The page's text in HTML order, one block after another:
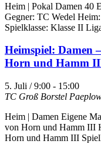
Heim | Pokal Damen 40
Gegner: TC Wedel
Spielklasse: Klasse II
Heimspiel: Damen
Horn und Hamm
5. Juli / 9:00 - 15:00
TC Groß Borstel
Heim | Damen Eigene
von Horn und Hamm III
Horn und Hamm III